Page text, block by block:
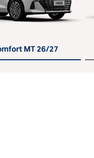
MT 26/27